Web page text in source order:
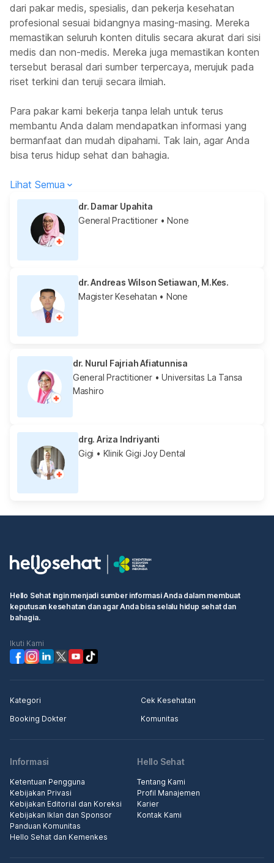
dari pakar medis, spesialis, dan pekerja kesehatan
profesional sesuai bidangnya masing-masing. Mereka
memastikan seluruh konten ditulis secara akurat dari sisi
medis dan non-medis. Mereka juga memastikan konten
tersebut berasal dari sumber terpercaya, merujuk pada
riset terkini dan teruji secara ilmiah.
Para pakar kami bekerja tanpa lelah untuk terus
membantu Anda dalam mendapatkan informasi yang
bermanfaat dan mudah dipahami. Tak lain, agar Anda
bisa terus hidup sehat dan bahagia.
Lihat Semua
dr. Damar Upahita
General Practitioner • None
dr. Andreas Wilson Setiawan, M.Kes.
Magister Kesehatan • None
dr. Nurul Fajriah Afiatunnisa
General Practitioner• Universitas La Tansa
Mashiro
drg. Ariza Indriyanti
Gigi • Klinik Gigi Joy Dental
Hello Sehat ingin menjadi sumber informasi Anda dalam membuat
keputusan kesehatan dan agar Anda bisa selalu hidup sehat dan
bahagia.
Ikuti Kami
Kategori
Cek Kesehatan
Booking Dokter
Komunitas
Informasi
Ketentuan Pengguna
Kebijakan Privasi
Kebijakan Editorial dan Koreksi
Kebijakan Iklan dan Sponsor
Panduan Komunitas
Hello Sehat dan Kemenkes
Hello Sehat
Tentang Kami
Profil Manajemen
Karier
Kontak Kami